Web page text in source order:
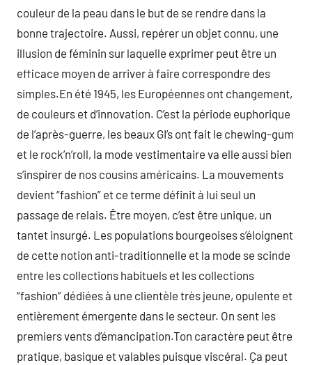
couleur de la peau dans le but de se rendre dans la
bonne trajectoire. Aussi, repérer un objet connu, une
illusion de féminin sur laquelle exprimer peut être un
efficace moyen de arriver à faire correspondre des
simples.En été 1945, les Européennes ont changement,
de couleurs et d’innovation. C’est la période euphorique
de l’après-guerre, les beaux GI’s ont fait le chewing-gum
et le rock’n’roll, la mode vestimentaire va elle aussi bien
s’inspirer de nos cousins américains. La mouvements
devient “fashion” et ce terme définit à lui seul un
passage de relais. Être moyen, c’est être unique, un
tantet insurgé. Les populations bourgeoises s’éloignent
de cette notion anti-traditionnelle et la mode se scinde
entre les collections habituels et les collections
“fashion” dédiées à une clientèle très jeune, opulente et
entièrement émergente dans le secteur. On sent les
premiers vents d’émancipation.Ton caractère peut être
pratique, basique et valables puisque viscéral. Ça peut